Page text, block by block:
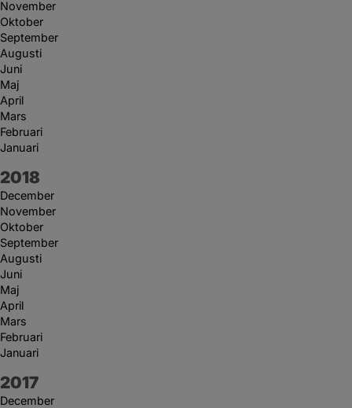
November
Oktober
September
Augusti
Juni
Maj
April
Mars
Februari
Januari
År:
2018
December
November
Oktober
September
Augusti
Juni
Maj
April
Mars
Februari
Januari
År:
2017
December